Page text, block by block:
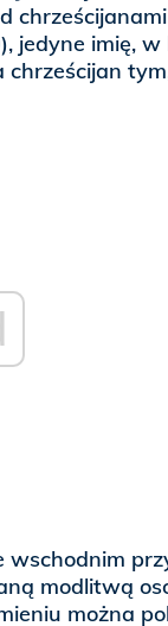
jedyne imię,
chrześcijan
wschodnim
modlitwą
można